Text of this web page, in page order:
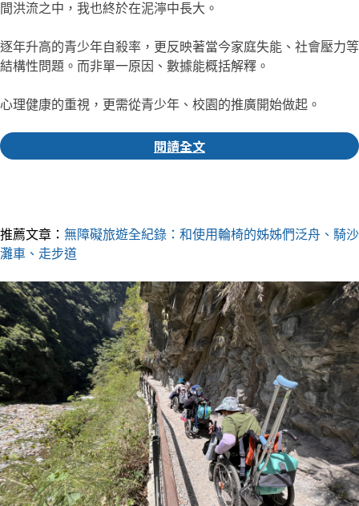
間洪流之中，我也終於在泥濘中長大。
逐年升高的青少年自殺率，更反映著當今家庭失能、社會壓力等
結構性問題。而非單一原因、數據能概括解釋。
心理健康的重視，更需從青少年、校園的推廣開始做起。
閱讀全文
推薦文章： 無障礙旅遊全紀錄：和使用輪椅的姊姊們泛舟、騎沙
灘車、走步道